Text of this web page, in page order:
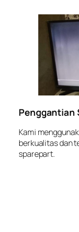
Penggantian
Kami
berkualitas dan
sparepart.